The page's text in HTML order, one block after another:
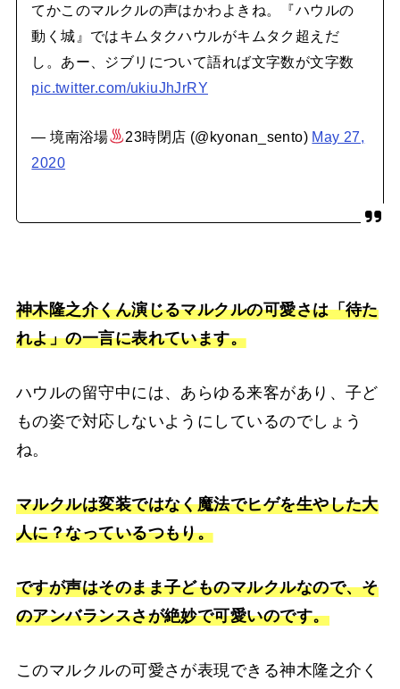
てかこのマルクルの声はかわよきね。『ハウルの
動く城』ではキムタクハウルがキムタク超えだ
し。あー、ジブリについて語れば文字数が文字数
pic.twitter.com/ukiuJhJrRY
— 境南浴場 23時閉店 (@kyonan_sento) May 27,
2020
神木隆之介くん演じるマルクルの可愛さは「待た
れよ」の一言に表れています。
ハウルの留守中には、あらゆる来客があり、子ど
もの姿で対応しないようにしているのでしょう
ね。
マルクルは変装ではなく魔法でヒゲを生やした大
人に？なっているつもり。
ですが声はそのまま子どものマルクルなので、そ
のアンバランスさが絶妙で可愛いのです。
このマルクルの可愛さが表現できる神木隆之介く